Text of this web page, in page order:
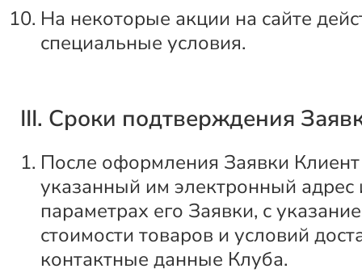
На некоторые акции на сайте
специальные условия.
III. Сроки подтверждения
После оформления Заявки
указанный им электронный
параметрах его Заявки, с
стоимости товаров и условий
контактные данные Клуба.